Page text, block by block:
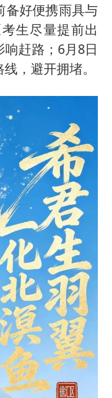
备好便携雨具与
生尽量提前出
赶路；6月8日
，避开拥堵。